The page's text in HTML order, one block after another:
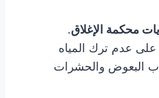
محكمة الإغلاق.
عدم ترك المياه
البعوض والحشرات